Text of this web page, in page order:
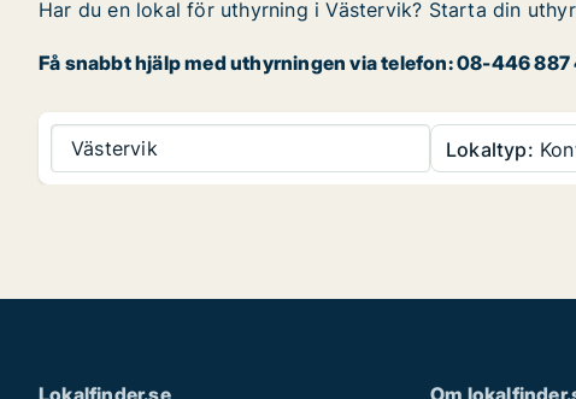
Har du en lokal för uthyrning i Västervik? Starta din
Få snabbt hjälp med uthyrningen via telefon: 08-446
Västervik Lokaltyp:
Lokalfinder.se Om